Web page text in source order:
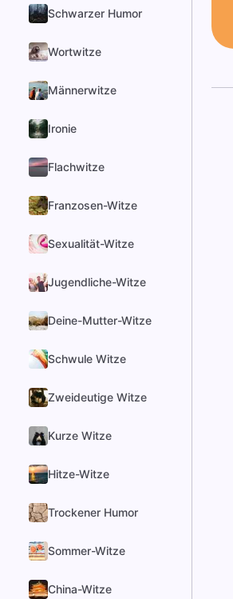
Schwarzer Humor
Wortwitze
Männerwitze
Ironie
Flachwitze
Franzosen-Witze
Sexualität-Witze
Jugendliche-Witze
Deine-Mutter-Witze
Schwule Witze
Zweideutige Witze
Kurze Witze
Hitze-Witze
Trockener Humor
Sommer-Witze
China-Witze